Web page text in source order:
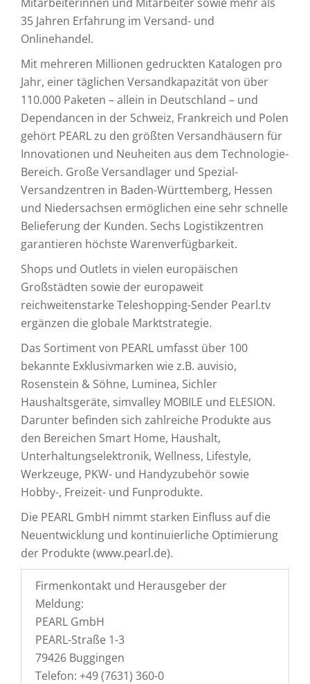
35 Jahren Erfahrung im Versand- und
Onlinehandel.
Mit mehreren Millionen gedruckten Katalogen pro
Jahr, einer täglichen Versandkapazität von über
110.000 Paketen – allein in Deutschland – und
Dependancen in der Schweiz, Frankreich und Polen
gehört PEARL zu den größten Versandhäusern für
Innovationen und Neuheiten aus dem Technologie-
Bereich. Große Versandlager und Spezial-
Versandzentren in Baden-Württemberg, Hessen
und Niedersachsen ermöglichen eine sehr schnelle
Belieferung der Kunden. Sechs Logistikzentren
garantieren höchste Warenverfügbarkeit.
Shops und Outlets in vielen europäischen
Großstädten sowie der europaweit
reichweitenstarke Teleshopping-Sender Pearl.tv
ergänzen die globale Marktstrategie.
Das Sortiment von PEARL umfasst über 100
bekannte Exklusivmarken wie z.B. auvisio,
Rosenstein & Söhne, Luminea, Sichler
Haushaltsgeräte, simvalley MOBILE und ELESION.
Darunter befinden sich zahlreiche Produkte aus
den Bereichen Smart Home, Haushalt,
Unterhaltungselektronik, Wellness, Lifestyle,
Werkzeuge, PKW- und Handyzubehör sowie
Hobby-, Freizeit- und Funprodukte.
Die PEARL GmbH nimmt starken Einfluss auf die
Neuentwicklung und kontinuierliche Optimierung
der Produkte (www.pearl.de).
Firmenkontakt und Herausgeber der
Meldung:
PEARL GmbH
PEARL-Straße 1-3
79426 Buggingen
Telefon: +49 (7631) 360-0